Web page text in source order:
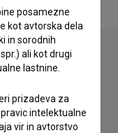
lahko stopite v
Veseli bomo vaših
posamezne
kot avtorska dela
in sorodnih
ali kot drugi
lastnine.
prizadeva za
intelektualne
vir in avtorstvo